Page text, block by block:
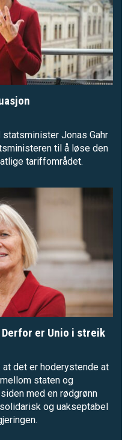
Jonas Gahr
til å løse den
tariffområdet.
er Unio i streik
det er hoderystende at
staten og
med en rødgrønn
og uakseptabel